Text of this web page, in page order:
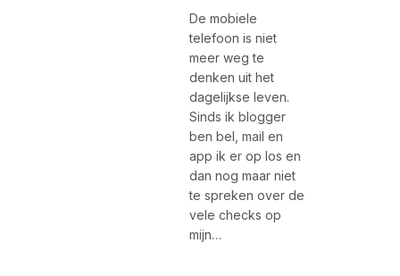
De mobiele
telefoon is niet
meer weg te
denken uit het
dagelijkse leven.
Sinds ik blogger
ben bel, mail en
app ik er op los en
dan nog maar niet
te spreken over de
vele checks op
mijn…